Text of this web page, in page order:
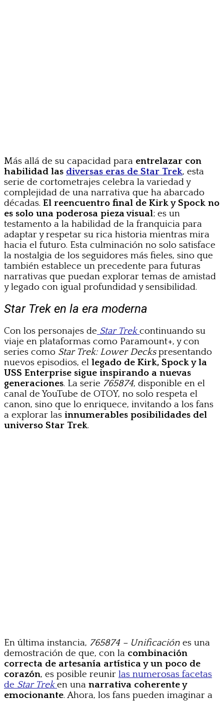
Más allá de su capacidad para entrelazar con
habilidad las diversas eras de Star Trek, esta
serie de cortometrajes celebra la variedad y
complejidad de una narrativa que ha abarcado
décadas. El reencuentro final de Kirk y Spock no
es solo una poderosa pieza visual; es un
testamento a la habilidad de la franquicia para
adaptar y respetar su rica historia mientras mira
hacia el futuro. Esta culminación no solo satisface
la nostalgia de los seguidores más fieles, sino que
también establece un precedente para futuras
narrativas que puedan explorar temas de amistad
y legado con igual profundidad y sensibilidad.
Star Trek en la era moderna
Con los personajes de Star Trek continuando su
viaje en plataformas como Paramount+, y con
series como Star Trek: Lower Deckspresentando
nuevos episodios, el legado de Kirk, Spock y la
USS Enterprise sigue inspirando a nuevas
generaciones. La serie 765874, disponible en el
canal de YouTube de OTOY, no solo respeta el
canon, sino que lo enriquece, invitando a los fans
a explorar las innumerables posibilidades del
universo Star Trek.
En última instancia, 765874 – Unificación es una
demostración de que, con la combinación
correcta de artesanía artística y un poco de
corazón, es posible reunir las numerosas facetas
de Star Trek en una narrativa coherente y
emocionante. Ahora, los fans pueden imaginar a